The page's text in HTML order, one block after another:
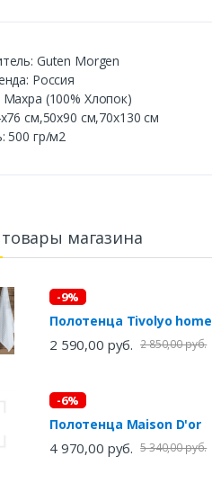
Guten Morgen
Россия
(100% Хлопок)
см,50х90 см,70х130 см
500 гр/м2
магазина
-9%
Полотенца Tivolyo home
2 590,00 руб. 2 850,00 руб.
-6%
Полотенца Maison D'or
4 970,00 руб. 5 340,00 руб.